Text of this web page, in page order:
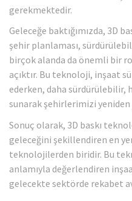
gerekmektedir.
Geleceğe baktığımızda, 3D
şehir planlaması,
birçok alanda da önemli bir
açıktır. Bu teknoloji, inşaat
ederken, daha sürdürülebilir,
sunarak şehirlerimizi
Sonuç olarak, 3D baskı
geleceğini şekillendiren en
teknolojilerden biridir. Bu
anlamıyla değerlendiren
gelecekte sektörde rekabet